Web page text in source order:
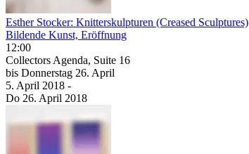
Esther Stocker: Knitterskulpturen (Creased Sculptures)
Bildende Kunst, Eröffnung
12:00
Collectors Agenda, Suite 16
bis Donnerstag 26. April
5. April 2018 -
Do 26. April 2018